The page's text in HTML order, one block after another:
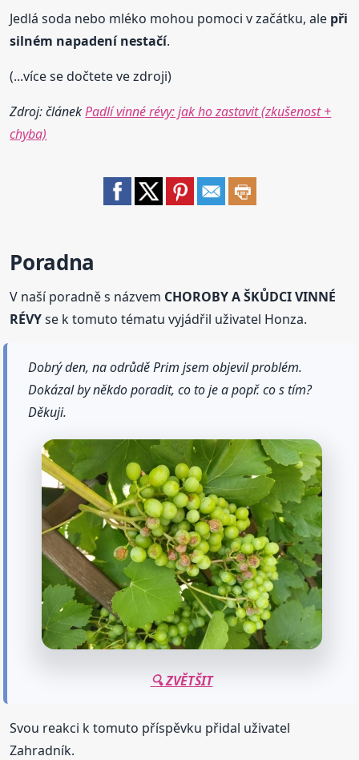
Jedlá soda nebo mléko mohou pomoci v začátku, ale při
silném napadení nestačí.
(...více se dočtete ve zdroji)
Zdroj: článekPadlí vinné révy: jak ho zastavit (zkušenost +
chyba)
Poradna
V naší poradně s názvem CHOROBY A ŠKŮDCI VINNÉ
RÉVYse k tomuto tématu vyjádřil uživatel Honza.
Dobrý den, na odrůdě Prim jsem objevil problém.
Dokázal by někdo poradit, co to je a popř. co s tím?
Děkuji.
🔍 ZVĚTŠIT
Svou reakci k tomuto příspěvku přidal uživatel
Zahradník.